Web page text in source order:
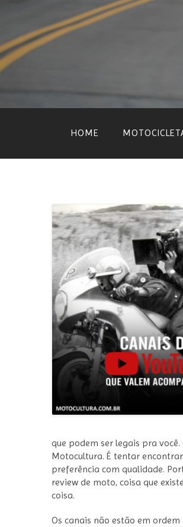
content
HOME
que podem ser legais pra
Motocultura. É tentar
preferência com qualidade.
review de moto, coisa que
coisa.
Os canais não estão em